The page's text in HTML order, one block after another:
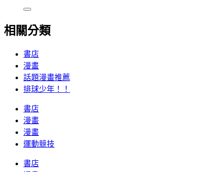
相關分類
書店
漫畫
話題漫畫推薦
排球少年！！
書店
漫畫
漫畫
運動競技
書店